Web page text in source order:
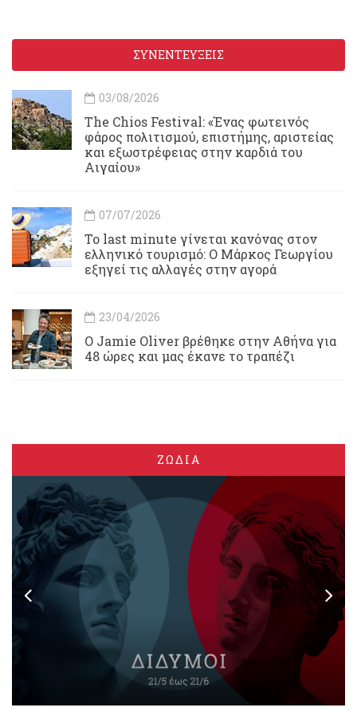
ΣΥΝΕΝΤΕΥΞΕΙΣ
03/08/2026
Τhe Chios Festival: «Ένας φωτεινός
φάρος πολιτισμού, επιστήμης, αριστείας
και εξωστρέφειας στην καρδιά του
Αιγαίου»
07/07/2026
Το last minute γίνεται κανόνας στον
ελληνικό τουρισμό: Ο Μάρκος Γεωργίου
εξηγεί τις αλλαγές στην αγορά
23/04/2026
Ο Jamie Oliver βρέθηκε στην Αθήνα για
48 ώρες και μας έκανε το τραπέζι
ΖΩΔΙΑ